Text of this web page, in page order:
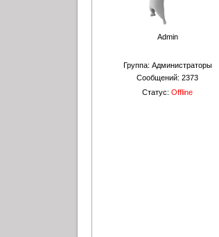
Admin
Группа: Администраторы
Сообщений: 2373
Статус: Offline